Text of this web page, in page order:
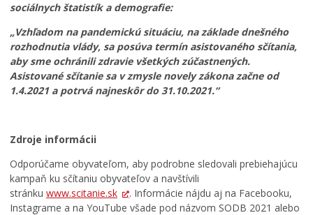
sociálnych štatistík a demografie:
„Vzhľadom na pandemickú situáciu, na základe dnešného
rozhodnutia vlády, sa posúva termín asistovaného sčítania,
aby sme ochránili zdravie všetkých zúčastnených.
Asistované sčítanie sa v zmysle novely zákona začne od
1.4.2021 a potrvá najneskôr do 31.10.2021.“
Zdroje informácii
Odporúčame obyvateľom, aby podrobne sledovali prebiehajúcu
kampaň ku sčítaniu obyvateľov a navštívili
stránku www.scitanie.sk
. Informácie nájdu aj na Facebooku,
Instagrame a na YouTube všade pod názvom SODB 2021 alebo